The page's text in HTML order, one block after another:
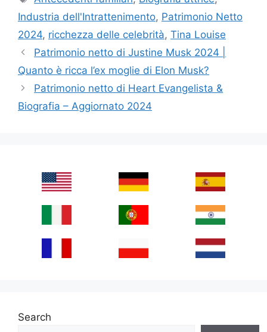
Industria dell'Intrattenimento, Patrimonio Netto
2024, ricchezza delle celebrità, Tina Louise
Patrimonio netto di Justine Musk 2024 |
Quanto è ricca l’ex moglie di Elon Musk?
Patrimonio netto di Heart Evangelista &
Biografia – Aggiornato 2024
Search